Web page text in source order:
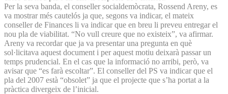
Per la seva banda, el conseller socialdemòcrata, Rossend Areny, es
va mostrar més cautelós ja que, segons va indicar, el mateix
conseller de Finances li va indicar que en breu li preveu entregar el
nou pla de viabilitat. “No vull creure que no existeix”, va afirmar.
Areny va recordar que ja va presentar una pregunta en què
sol·licitava aquest document i per aquest motiu deixarà passar un
temps prudencial. En el cas que la informació no arribi, però, va
avisar que “es farà escoltar”. El conseller del PS va indicar que el
pla del 2007 està “obsolet” ja que el projecte que s’ha portat a la
pràctica divergeix de l’inicial.